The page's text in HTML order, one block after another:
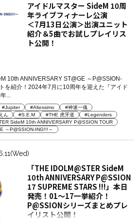
アイドルマスター SideM 10周
年ライブフィナーレ公演
＜7月13日公演＞出演ユニット
紹介＆5曲でお試しプレイリス
ト公開！
10th ANNIVERSARY ST@GE ～P@SSION-
を紹介！2024年7月に10周年を迎えた『アイド
...
#Jupiter #Altessimo
#神速一魂
ん #S.E.M #THE 虎牙道
#Legenders
SideM 10th ANNIVERSARY P@SSION TOUR
～P@SSION-ING!!!～
「THE IDOLM@STER SideM
10th ANNIVERSARY P@SSION
17 SUPREME STARS !!!」本日
発売！01～17一挙紹介！
P@SSIONシリーズまとめプレ
イリスト公開！